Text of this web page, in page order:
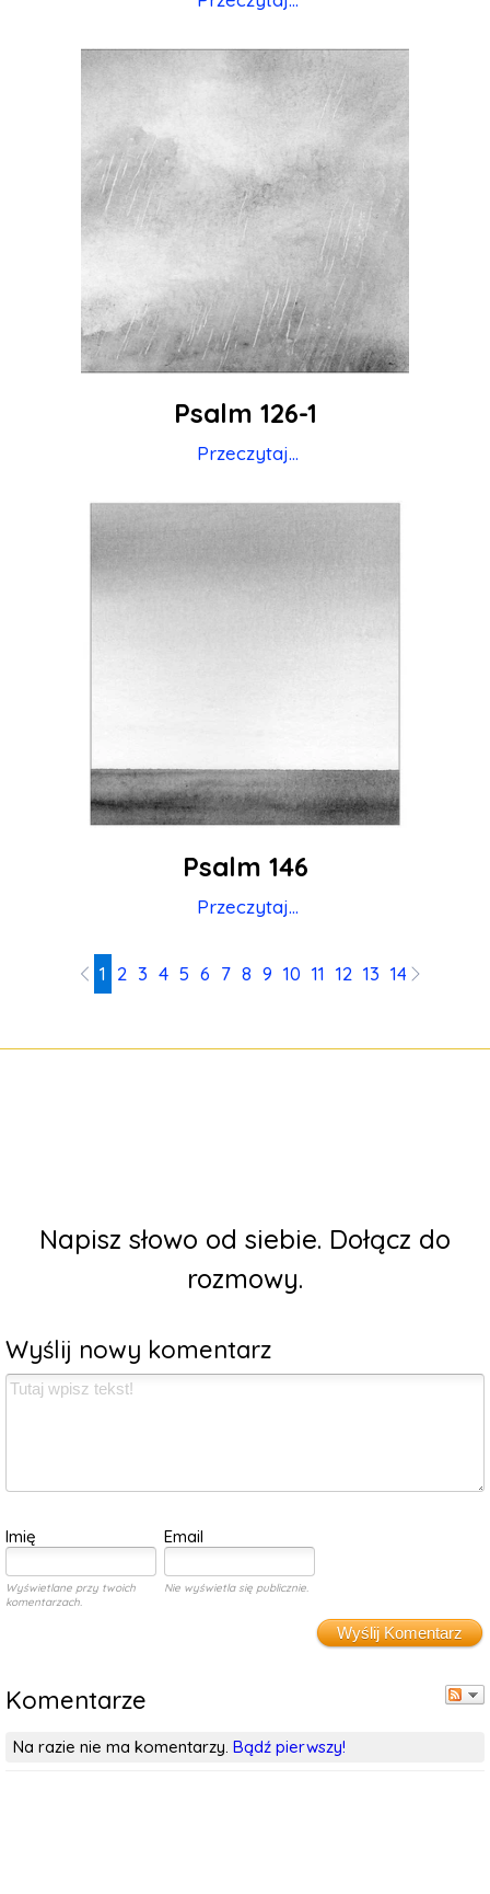
Psalm 126-1
Przeczytaj...
Psalm 146
Przeczytaj...
1 2 3 4 5 6 7 8 9 10 11 12 13 14 15
Napisz słowo od siebie. Dołącz do
rozmowy.
Komentarze
Na razie nie ma komentarzy. Bądź pierwszy!
Wyślij nowy komentarz
Imię Email
Wyświetlane przy twoich
komentarzach.
Nie wyświetla się publicznie.
Wyślij Komentarz